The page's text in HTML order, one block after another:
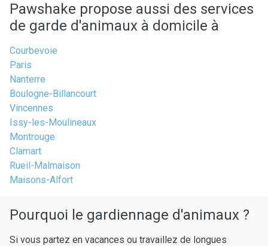
Pawshake propose aussi des services
de garde d'animaux à domicile à
Courbevoie
Paris
Nanterre
Boulogne-Billancourt
Vincennes
Issy-les-Moulineaux
Montrouge
Clamart
Rueil-Malmaison
Maisons-Alfort
Pourquoi le gardiennage d'animaux ?
Si vous partez en vacances ou travaillez de longues